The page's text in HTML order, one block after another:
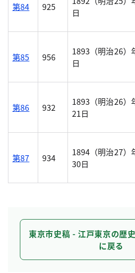
第84 925
日
第85 956
1893（明治26）
日
第86 932
1893（明治26）
21日
第87 934
1894（明治27）
30日
東京市史稿 - 江戸東京の歴
に戻る